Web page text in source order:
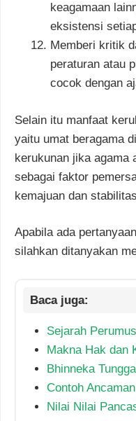
keagamaan
eksistensi
Memberi kritik
peraturan atau
cocok dengan
Selain itu manfaat
yaitu umat beragama
kerukunan jika agama
sebagai faktor
kemajuan dan
Apabila ada
silahkan ditanyakan
Sejarah
Makna Hak dan
Bhinneka
Contoh
Nilai Nilai